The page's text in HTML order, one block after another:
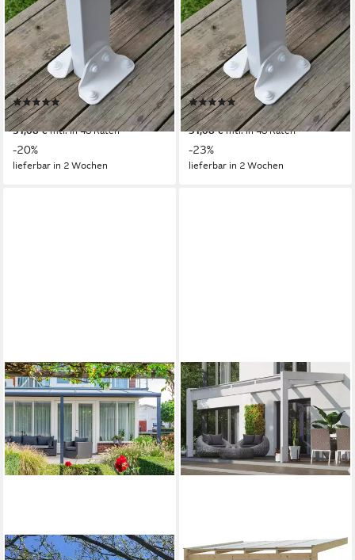
PALRAM - CANOPIA
Terrassendach Olympia 3x3,
BxT: 307x295 cm, Bedachung
Doppelstegplatten, BxT:
307x295 cm
(1)
ab 1.070,44 € UVP 1.330,00 €
31,08 €mtl. in 48 Raten
-20%
lieferbar in 2 Wochen
PALRAM - CANOPIA
Terrassendach Olympia 3x5.4,
BxT: 546x295 cm, Bedachung
Doppelstegplatten, BxT:
546x295 cm
(4)
ab 1.759,48 € UVP2.286,00 €
51,08 €mtl. in 48 Raten
-23%
lieferbar in 2 Wochen